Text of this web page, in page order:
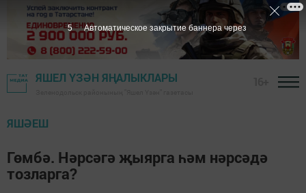
ЯШЕЛ ҮЗӘН ЯҢАЛЫКЛАРЫ
ЯШӘЕШ
Гөмбә. Нәрсәгә җыярга һәм нәрсәдә
тозларга?
5 Автоматическое закрытие баннера через